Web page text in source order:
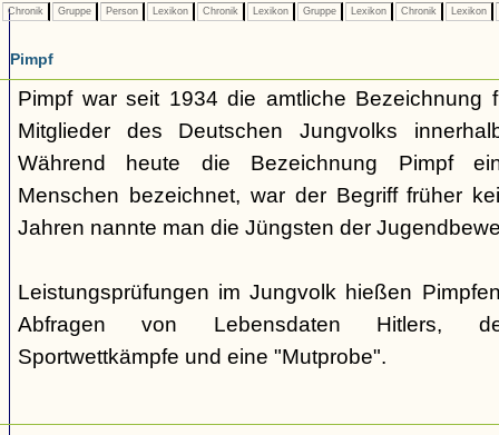
Chronik Gruppe Person Lexikon Chronik Lexikon Gruppe Lexikon Chronik Lexikon
Pimpf
Pimpf war seit 1934 die amtliche Bezeichnung
Mitglieder des Deutschen Jungvolks
Während heute die Bezeichnung Pimpf
Menschen bezeichnet, war der Begriff früher
Jahren nannte man die Jüngsten der
Leistungsprüfungen im Jungvolk hießen
Abfragen von Lebensdaten Hitlers,
Sportwettkämpfe und eine "Mutprobe".